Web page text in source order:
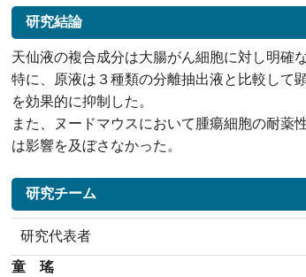
研究結論
天仙液の複合成分は大腸がん細胞に対し明確
特に、原液は３種類の分離抽出液と比較して
を効果的に抑制した。
また、ヌードマウスにおいて腫瘍細胞の耐薬
は影響を及ぼさなかった。
研究チーム
研究代表者
童 瑤